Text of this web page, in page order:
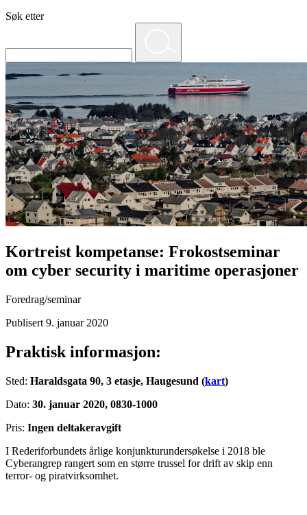
Søk etter
Kortreist kompetanse: Frokostseminar
om cyber security i maritime operasjoner
Foredrag/seminar
Publisert 9. januar 2020
Praktisk informasjon:
Sted: Haraldsgata 90, 3 etasje, Haugesund (kart)
Dato: 30. januar 2020, 0830-1000
Pris: Ingen deltakeravgift
I Rederiforbundets årlige konjunkturundersøkelse i 2018 ble
Cyberangrep rangert som en større trussel for drift av skip enn
terror- og piratvirksomhet.